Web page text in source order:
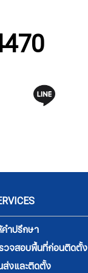
คำปรึกษา
วจสอบพื้นที่ก่อนติดตั้ง
ส่งและติดตั้ง